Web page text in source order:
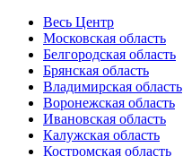
Весь Центр
Московская область
Белгородская область
Брянская область
Владимирская область
Воронежская область
Ивановская область
Калужская область
Костромская область